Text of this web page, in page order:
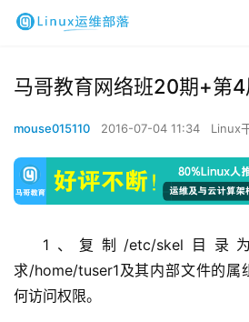
马哥教育网络班20期+第4
mouse015110 2016-07-04 11:34 Linux
1、复制/etc/skel目录为
求/home/tuser1及其内部文件的属
何访问权限。